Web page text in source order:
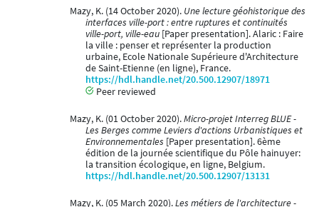
Mazy, K. (14 October 2020). Une lecture géohistorique des
interfaces ville-port : entre ruptures et continuités
ville-port, ville-eau [Paper presentation]. Alaric : Faire
la ville : penser et représenter la production
urbaine, Ecole Nationale Supérieure d'Architecture
de Saint-Etienne (en ligne), France.
https://hdl.handle.net/20.500.12907/18971
Peer reviewed
Mazy, K. (01 October 2020).Micro-projet Interreg BLUE -
Les Berges comme Leviers d'actions Urbanistiques et
Environnementales [Paper presentation]. 6ème
édition de la journée scientifique du Pôle hainuyer:
la transition écologique, en ligne, Belgium.
https://hdl.handle.net/20.500.12907/13131
Mazy, K. (05 March 2020).Les métiers de l'architecture -